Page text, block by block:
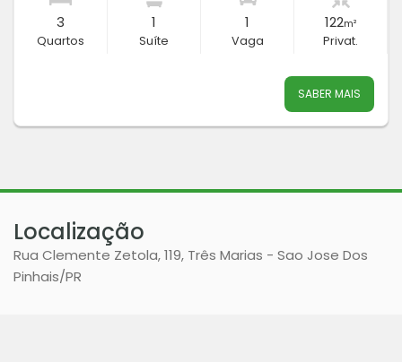
3
Quartos
1
Suíte
1
Vaga
122m²
Privat.
SABER MAIS
Localização
Rua Clemente Zetola, 119, Três Marias - Sao Jose Dos
Pinhais/PR